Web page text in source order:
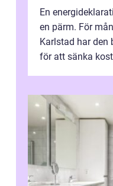
En
en pärm. För
Karlstad har den
för att sänka